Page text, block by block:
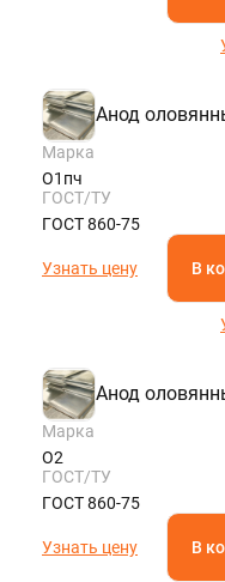
Анод
Марка
О1пч
ГОСТ/ТУ
ГОСТ 860-75
Узнать цену В
Анод
Марка
О2
ГОСТ/ТУ
ГОСТ 860-75
Узнать цену В